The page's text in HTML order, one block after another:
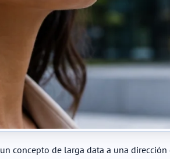
concepto de larga data a una